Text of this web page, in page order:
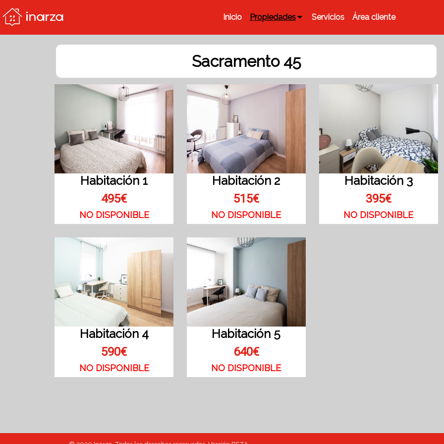
Inicio Propiedades Servicios Área cliente
Sacramento 45
Habitación 1
495€
NO DISPONIBLE
Habitación 2
515€
NO DISPONIBLE
Habitación 3
395€
NO DISPONIBLE
Habitación 4
590€
NO DISPONIBLE
Habitación 5
640€
NO DISPONIBLE